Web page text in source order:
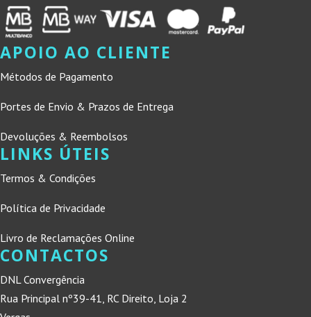
APOIO AO CLIENTE
Métodos de Pagamento
Portes de Envio & Prazos de Entrega
Devoluções & Reembolsos
LINKS ÚTEIS
Termos & Condições
Política de Privacidade
Livro de Reclamações Online
CONTACTOS
DNL Convergência
Rua Principal nº39-41, RC Direito, Loja 2